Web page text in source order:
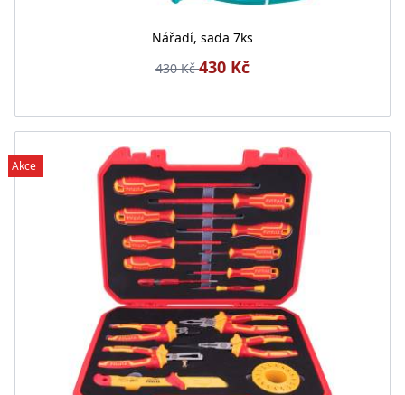
Nářadí, sada 7ks
430 Kč430 Kč
Akce